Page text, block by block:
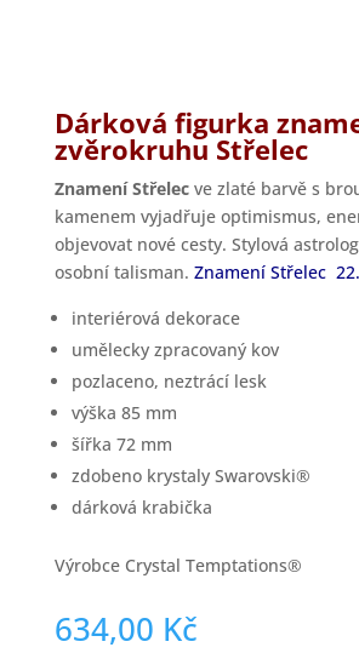
Dárková figurka
zvěrokruhu Střelec
Znamení Střelecve zlaté barvě s
kamenem vyjadřuje optimismus,
objevovat nové cesty. Stylová
osobní talisman. Znamení Střelec
interiérová dekorace
umělecky zpracovaný kov
pozlaceno, neztrácí lesk
výška 85 mm
šířka 72 mm
zdobeno krystaly Swarovski®
dárková krabička
Výrobce Crystal Temptations®
634,00 Kč